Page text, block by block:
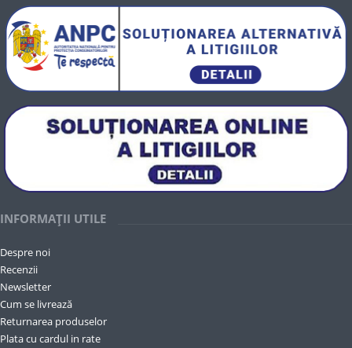
INFORMAȚII UTILE
Despre noi
Recenzii
Newsletter
Cum se livrează
Returnarea produselor
Plata cu cardul in rate